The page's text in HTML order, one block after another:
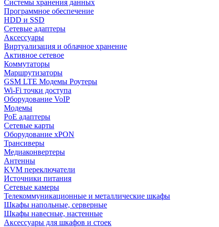
Системы хранения данных
Программное обеспечение
HDD и SSD
Сетевые адаптеры
Аксессуары
Виртуализация и облачное хранение
Активное сетевое
Коммутаторы
Маршрутизаторы
GSM LTE Модемы Роутеры
Wi-Fi точки доступа
Оборудование VoIP
Модемы
PoE адаптеры
Сетевые карты
Оборудование xPON
Трансиверы
Медиаконвертеры
Антенны
KVM переключатели
Источники питания
Сетевые камеры
Телекоммуникационные и металлические шкафы
Шкафы напольные, серверные
Шкафы навесные, настенные
Аксессуары для шкафов и стоек